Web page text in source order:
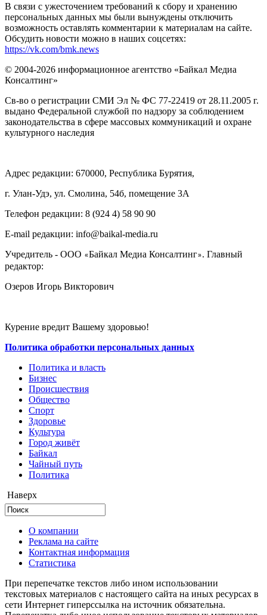
В связи с ужесточением требований к сбору и хранению
персональных данных мы были вынуждены отключить
возможность оставлять комментарии к материалам на сайте.
Обсудить новости можно в наших соцсетях:
https://vk.com/bmk.news
© 2004-2026 информационное агентство «Байкал Медиа
Консалтинг»
Св-во о регистрации СМИ Эл № ФС 77-22419 от 28.11.2005 г.
выдано Федеральной службой по надзору за соблюдением
законодательства в сфере массовых коммуникаций и охране
культурного наследия
Адрес редакции: 670000, Республика Бурятия,
г. Улан-Удэ, ул. Смолина, 54б, помещение 3А
Телефон редакции: ‎‎8 (924 4) 58 90 90
E-mail редакции: info@baikal-media.ru
Учредитель - ООО «Байкал Медиа Консалтинг». Главный
редактор:
Озеров Игорь Викторович
Курение вредит Вашему здоровью!
Политика обработки персональных данных
Политика и власть
Бизнес
Происшествия
Общество
Cпорт
Здоровье
Культура
Город живёт
Байкал
Чайный путь
Политика
Наверх
О компании
Реклама на сайте
Контактная информация
Статистика
При перепечатке текстов либо ином использовании
текстовых материалов с настоящего сайта на иных ресурсах в
сети Интернет гиперссылка на источник обязательна.